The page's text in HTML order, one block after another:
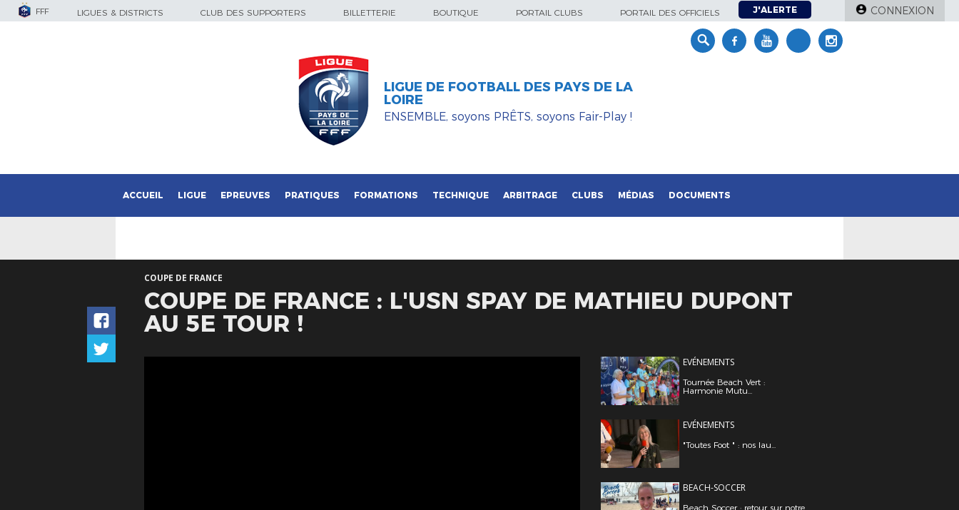
FFF LIGUES & DISTRICTS CLUB DES SUPPORTERS BILLETTERIE BOUTIQUE PORTAIL CLUBS PORTAIL DES OFFICIELS J'ALERTE CONNEXION
LIGUE DE FOOTBALL DES PAYS DE LA
LOIRE
ENSEMBLE, soyons PRÊTS, soyons Fair-Play !
ACCUEIL LIGUE EPREUVES PRATIQUES FORMATIONS TECHNIQUE ARBITRAGE CLUBS MÉDIAS DOCUMENTS
COUPE DE FRANCE
COUPE DE FRANCE : L'USN SPAY DE MATHIEU DUPONT
AU 5E TOUR !
EVÉNEMENTS
Tournée Beach Vert :
Harmonie Mutu...
EVÉNEMENTS
"Toutes Foot " : nos lau...
BEACH-SOCCER
Beach Soccer : retour sur notre